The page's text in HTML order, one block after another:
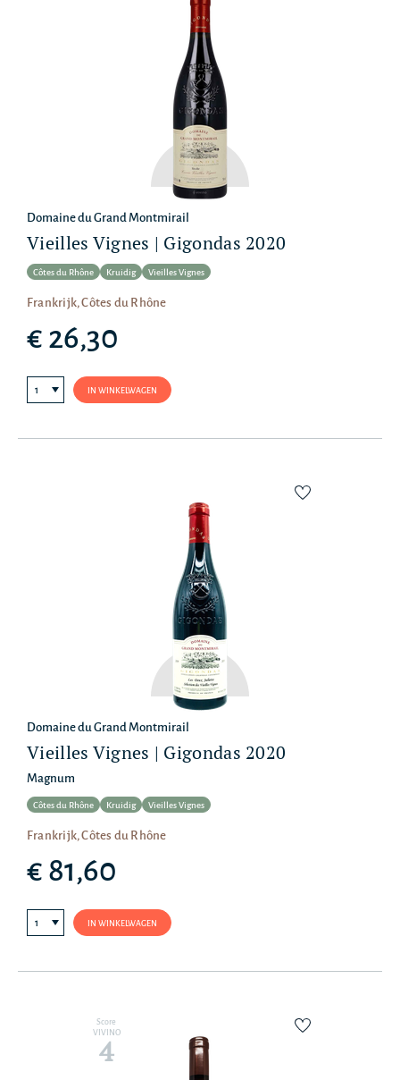
Domaine du Grand Montmirail
Vieilles Vignes | Gigondas 2020
Côtes du Rhône Kruidig Vieilles Vignes
Frankrijk, Côtes du Rhône
€ 26,30
IN WINKELWAGEN
Domaine du Grand Montmirail
Vieilles Vignes | Gigondas 2020
Magnum
Côtes du Rhône Kruidig Vieilles Vignes
Frankrijk, Côtes du Rhône
€ 81,60
IN WINKELWAGEN
Score
VIVINO
4